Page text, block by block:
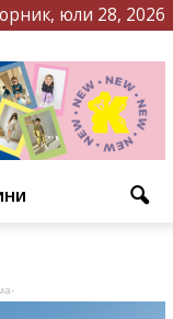
юли 28, 2026